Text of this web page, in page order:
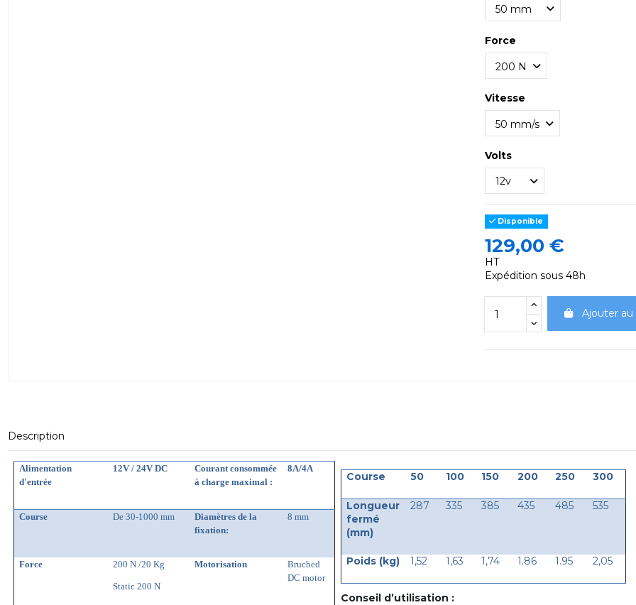
Force
Vitesse
Volts
Disponible
129,00 €
HT
Expédition sous 48h
Ajouter au
Description
Alimentation
d'entrée
12V / 24V DC
Courant consommée
à charge maximal :
8A/4A
Course De 30-1000 mm
Diamètres de la
fixation:
8 mm
Force 200 N /20 Kg
Static 200 N
Motorisation
Bruched
DC motor
Course 50 100 150 200 250 300
Longueur
fermé
(mm)
287 335 385 435 485 535
Poids (kg) 1,52 1,63 1,74 1.86 1.95 2,05
Conseil d’utilisation :